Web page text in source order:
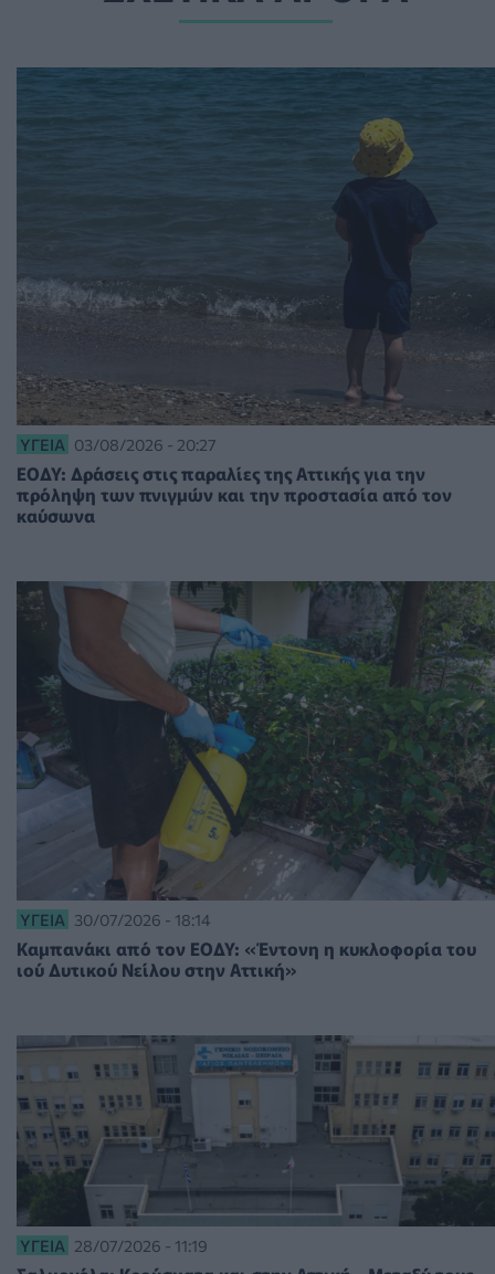
ΥΓΕΊΑ 03/08/2026 - 20:27
ΕΟΔΥ: Δράσεις στις παραλίες της Αττικής για την
πρόληψη των πνιγμών και την προστασία από τον
καύσωνα
ΥΓΕΊΑ 30/07/2026 - 18:14
Καμπανάκι από τον ΕΟΔΥ: «Έντονη η κυκλοφορία του
ιού Δυτικού Νείλου στην Αττική»
ΥΓΕΊΑ 28/07/2026 - 11:19